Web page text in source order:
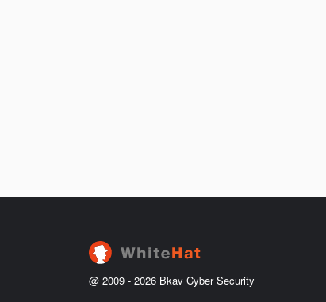
@ 2009 - 2026 Bkav Cyber Security